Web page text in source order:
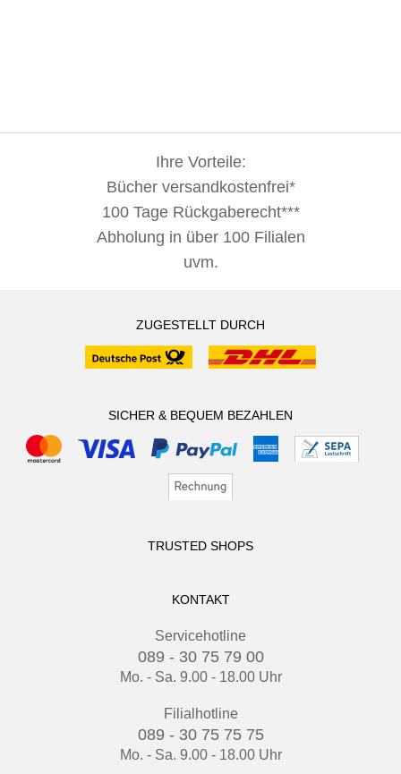
Ihre Vorteile:
Bücher versandkostenfrei*
100 Tage Rückgaberecht***
Abholung in über 100 Filialen
uvm.
ZUGESTELLT DURCH
SICHER & BEQUEM BEZAHLEN
TRUSTED SHOPS
KONTAKT
Servicehotline
089 - 30 75 79 00
Mo. - Sa. 9.00 - 18.00 Uhr
Filialhotline
089 - 30 75 75 75
Mo. - Sa. 9.00 - 18.00 Uhr